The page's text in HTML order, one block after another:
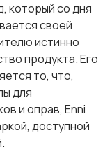
который со дня
своей
истинно
продукта. Его
то, что,
для
и оправ, Enni
доступной